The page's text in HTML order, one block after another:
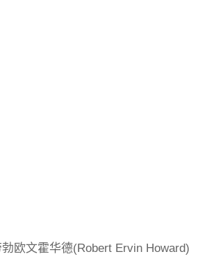
欧文霍华德(Robert Ervin Howard)